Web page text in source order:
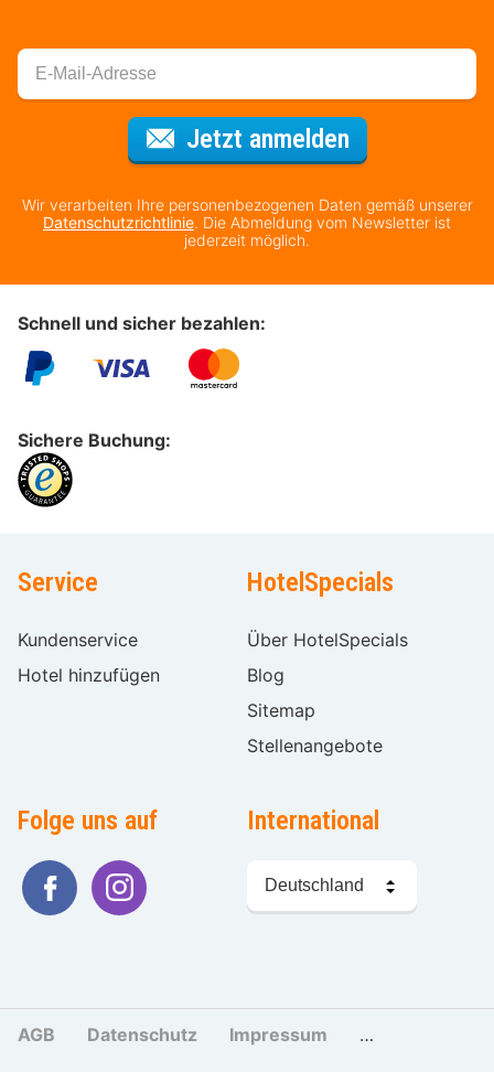
Jetzt anmeldenFür den
Wir verarbeiten Ihre personenbezogenen Daten gemäß unserer
Datenschutzrichtlinie. Die Abmeldung vom Newsletter ist
jederzeit möglich.
Schnell und sicher bezahlen:
Sichere Buchung:
Service
Kundenservice
Hotel hinzufügen
HotelSpecials
Über HotelSpecials
Blog
Sitemap
Stellenangebote
Folge uns auf International
wählen
AGB Datenschutz Impressum Cookies und